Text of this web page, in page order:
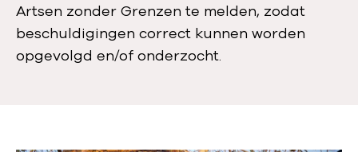
Artsen zonder Grenzen te melden, zodat
beschuldigingen correct kunnen worden
opgevolgd en/of onderzocht.